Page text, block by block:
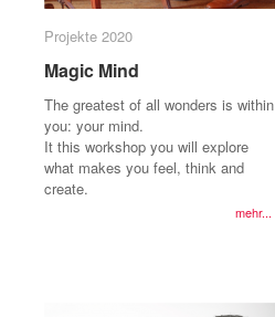
Projekte 2020
Magic Mind
The greatest of all wonders is within
you: your mind.
It this workshop you will explore
what makes you feel, think and
create.
mehr...
Projekte 2020
Magic Mind